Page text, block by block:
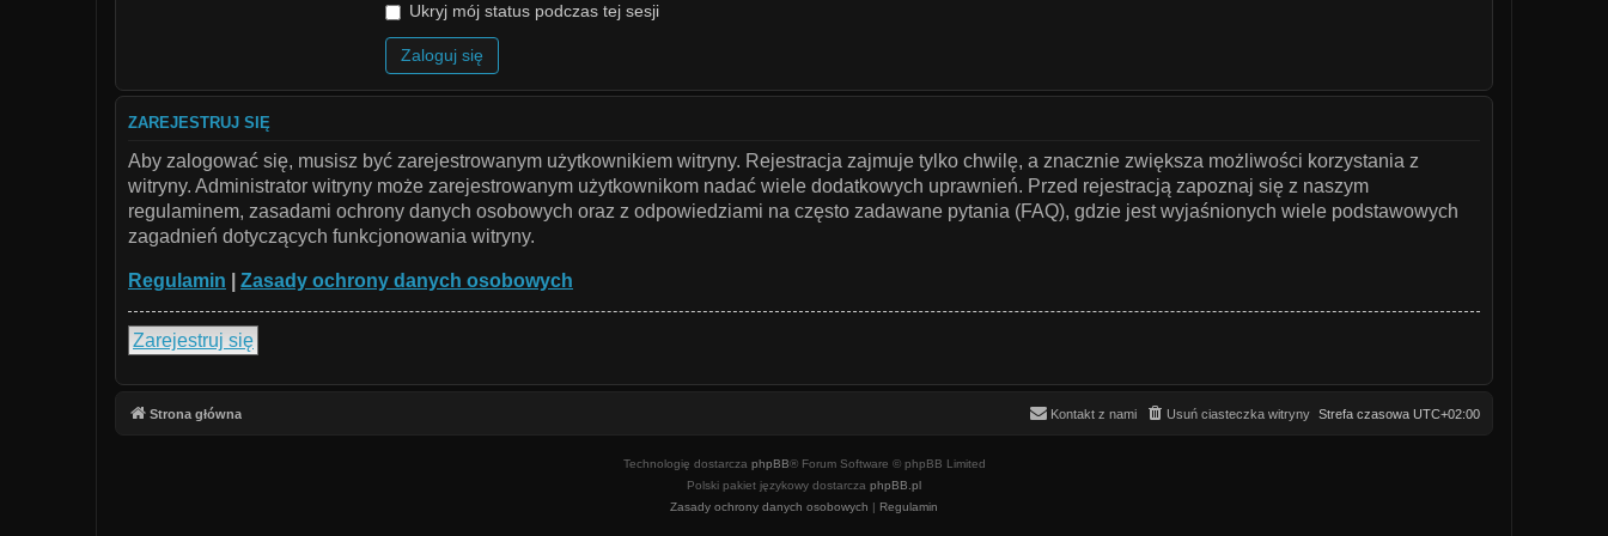
Ukryj mój status podczas tej sesji
ZAREJESTRUJ SIĘ
Aby zalogować się, musisz być zarejestrowanym użytkownikiem witryny. Rejestracja zajmuje tylko chwilę, a znacznie zwiększa możliwości korzystania z
witryny. Administrator witryny może zarejestrowanym użytkownikom nadać wiele dodatkowych uprawnień. Przed rejestracją zapoznaj się z naszym
regulaminem, zasadami ochrony danych osobowych oraz z odpowiedziami na często zadawane pytania (FAQ), gdzie jest wyjaśnionych wiele podstawowych
zagadnień dotyczących funkcjonowania witryny.
Regulamin Zasady ochrony danych osobowych
Zarejestruj się
Strona główna Strefa czasowa UTC+02:00
Usuń ciasteczka witryny
Kontakt z nami
Technologię dostarcza phpBB® Forum Software © phpBB Limited
Polski pakiet językowy dostarcza phpBB.pl
Zasady ochrony danych osobowych | Regulamin